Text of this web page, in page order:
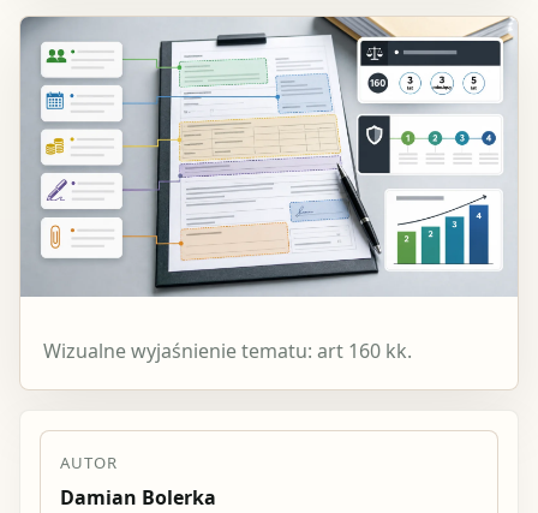
Wizualne wyjaśnienie tematu: art 160 kk.
AUTOR
Damian Bolerka